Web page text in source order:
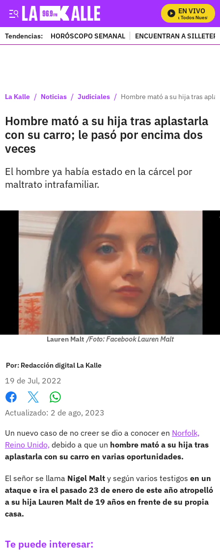
EN VIVO
Mira Todos Nuestros
Tendencias: HORÓSCOPO SEMANAL ENCUENTRAN A
La Kalle / Noticias / Judiciales / Hombre mató a su hija tras
Hombre mató a su hija tras aplastarla
con su carro; le pasó por encima dos
veces
El hombre ya había estado en la cárcel por
maltrato intrafamiliar.
Lauren Malt /Foto: Facebook Lauren Malt
Por: Redacción digital La Kalle
19 de Jul, 2022
Facebook
X
Actualizado: 2 de ago, 2023
Un nuevo caso de no creer se dio a conocer en Norfolk,
Reino Unido, debido a que un hombre mató a su hija tras
aplastarla con su carro en varias oportunidades.
El señor se llama Nigel Malt y según varios testigos en un
ataque e ira el pasado 23 de enero de este año atropelló
a su hija Lauren Malt de 19 años en frente de su propia
casa.
Te puede interesar: